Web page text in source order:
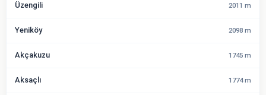
Üzengili 2011 m
Yeniköy 2098 m
Akçakuzu 1745 m
Aksaçlı 1774 m